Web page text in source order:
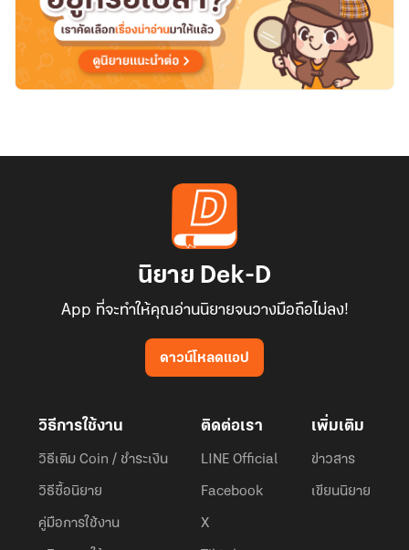
นิยาย Dek-D
App ที่จะทำให้คุณอ่านนิยายจนวางมือถือไม่ลง!
ดาวน์โหลดแอป
วิธีการใช้งาน
วิธีเติม Coin / ชำระเงิน
วิธีซื้อนิยาย
คู่มือการใช้งาน
ติดต่อเรา
LINE Official
Facebook
X
เพิ่มเติม
ข่าวสาร
เขียนนิยาย